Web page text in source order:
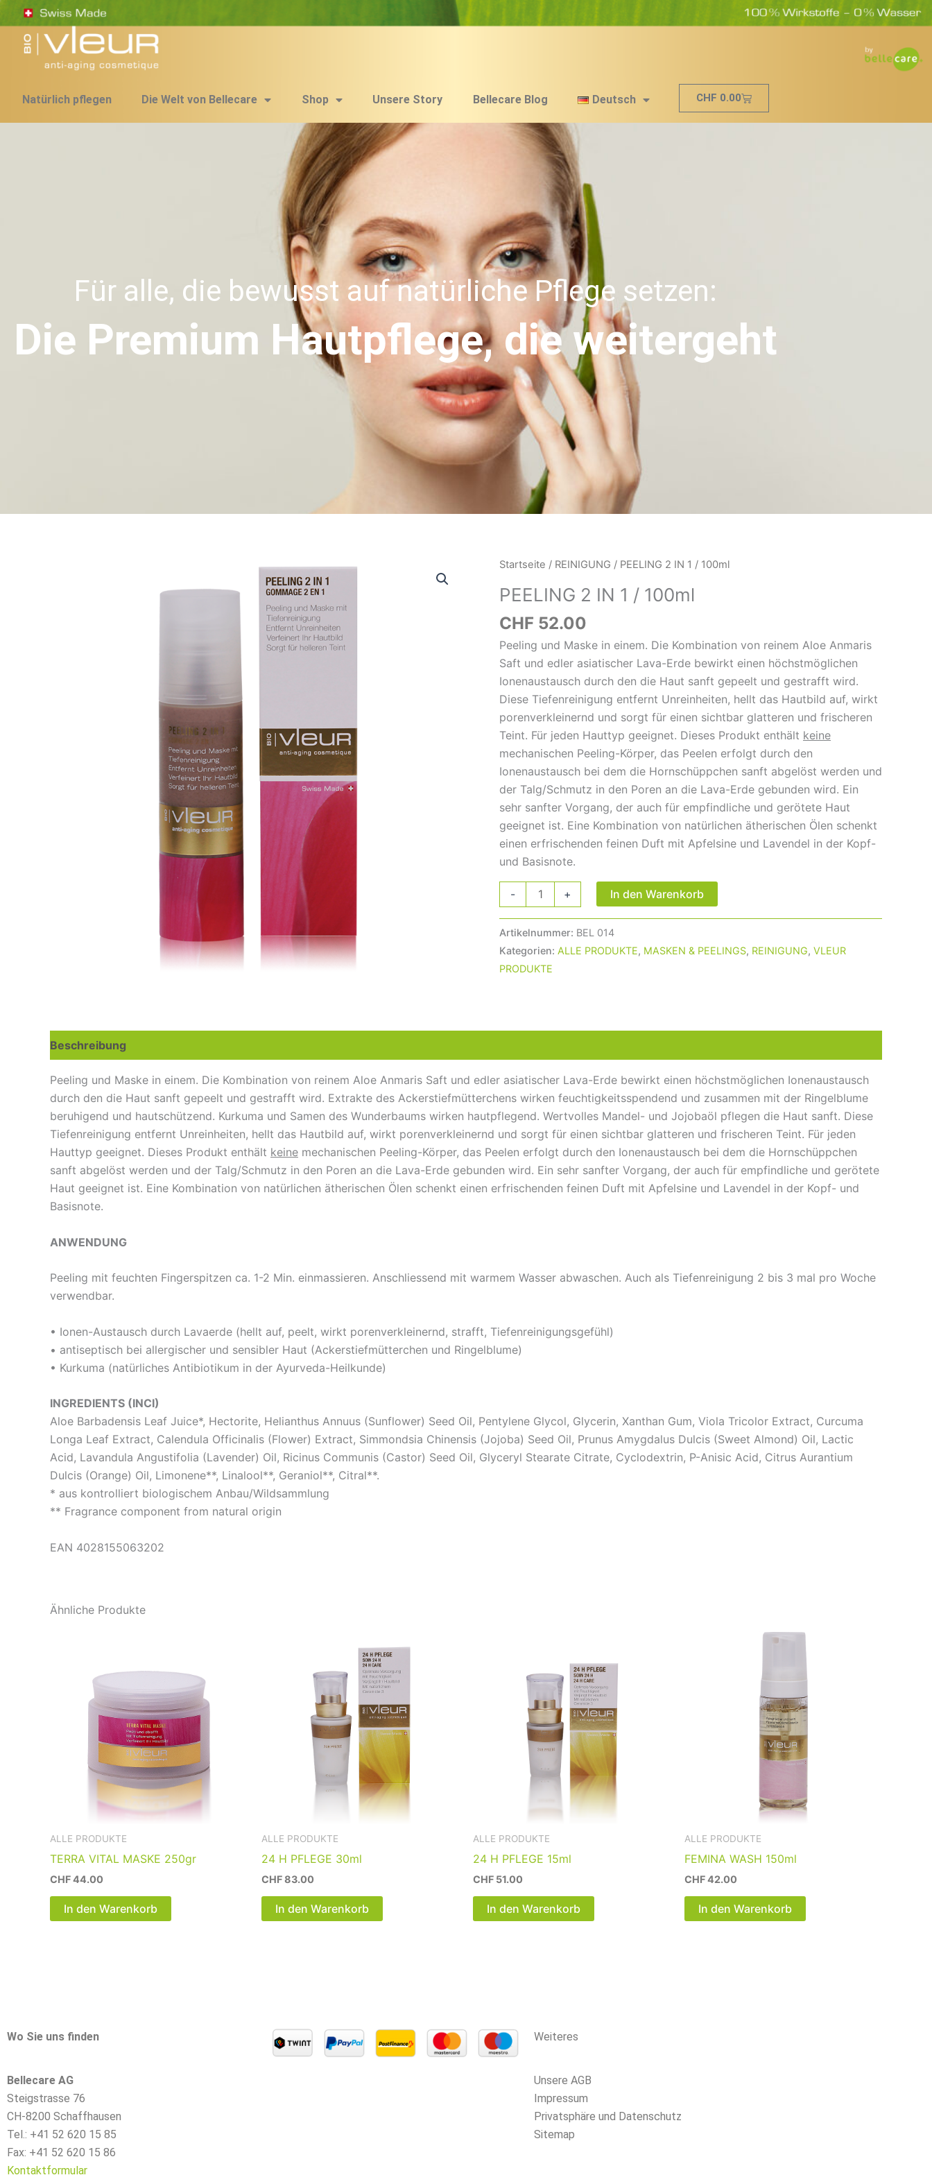
Inhalt
springen
Natürlich pflegen Die Welt von Bellecare Shop Unsere Story Bellecare Blog Deutsch CHF 0.00Cart
Für alle, die bewusst auf natürliche Pflege setzen:
Die Premium Hautpflege, die weitergeht
Startseite / REINIGUNG / PEELING 2 IN 1 / 100ml
PEELING 2 IN 1 / 100ml
CHF 52.00
Peeling und Maske in einem. Die Kombination von reinem Aloe Anmaris
Saft und edler asiatischer Lava-Erde bewirkt einen höchstmöglichen
Ionenaustausch durch den die Haut sanft gepeelt und gestrafft wird.
Diese Tiefenreinigung entfernt Unreinheiten, hellt das Hautbild auf, wirkt
porenverkleinernd und sorgt für einen sichtbar glatteren und frischeren
Teint. Für jeden Hauttyp geeignet. Dieses Produkt enthält keine
mechanischen Peeling-Körper, das Peelen erfolgt durch den
Ionenaustausch bei dem die Hornschüppchen sanft abgelöst werden und
der Talg/Schmutz in den Poren an die Lava-Erde gebunden wird. Ein
sehr sanfter Vorgang, der auch für empfindliche und gerötete Haut
geeignet ist. Eine Kombination von natürlichen ätherischen Ölen schenkt
einen erfrischenden feinen Duft mit Apfelsine und Lavendel in der Kopf-
und Basisnote.
-
PEELING
IN
1
+ In den Warenkorb
Artikelnummer: BEL 014
Kategorien: ALLE PRODUKTE, MASKEN & PEELINGS, REINIGUNG, VLEUR
PRODUKTE
Beschreibung
Peeling und Maske in einem. Die Kombination von reinem Aloe Anmaris Saft und edler asiatischer Lava-Erde bewirkt einen höchstmöglichen Ionenaustausch
durch den die Haut sanft gepeelt und gestrafft wird. Extrakte des Ackerstiefmütterchens wirken feuchtigkeitsspendend und zusammen mit der Ringelblume
beruhigend und hautschützend. Kurkuma und Samen des Wunderbaums wirken hautpflegend. Wertvolles Mandel- und Jojobaöl pflegen die Haut sanft. Diese
Tiefenreinigung entfernt Unreinheiten, hellt das Hautbild auf, wirkt porenverkleinernd und sorgt für einen sichtbar glatteren und frischeren Teint. Für jeden
Hauttyp geeignet. Dieses Produkt enthält keine mechanischen Peeling-Körper, das Peelen erfolgt durch den Ionenaustausch bei dem die Hornschüppchen
sanft abgelöst werden und der Talg/Schmutz in den Poren an die Lava-Erde gebunden wird. Ein sehr sanfter Vorgang, der auch für empfindliche und gerötete
Haut geeignet ist. Eine Kombination von natürlichen ätherischen Ölen schenkt einen erfrischenden feinen Duft mit Apfelsine und Lavendel in der Kopf- und
Basisnote.
ANWENDUNG
Peeling mit feuchten Fingerspitzen ca. 1-2 Min. einmassieren. Anschliessend mit warmem Wasser abwaschen. Auch als Tiefenreinigung 2 bis 3 mal pro Woche
verwendbar.
• Ionen-Austausch durch Lavaerde (hellt auf, peelt, wirkt porenverkleinernd, strafft, Tiefenreinigungsgefühl)
• antiseptisch bei allergischer und sensibler Haut (Ackerstiefmütterchen und Ringelblume)
• Kurkuma (natürliches Antibiotikum in der Ayurveda-Heilkunde)
INGREDIENTS (INCI)
Aloe Barbadensis Leaf Juice*, Hectorite, Helianthus Annuus (Sunflower) Seed Oil, Pentylene Glycol, Glycerin, Xanthan Gum, Viola Tricolor Extract, Curcuma
Longa Leaf Extract, Calendula Officinalis (Flower) Extract, Simmondsia Chinensis (Jojoba) Seed Oil, Prunus Amygdalus Dulcis (Sweet Almond) Oil, Lactic
Acid, Lavandula Angustifolia (Lavender) Oil, Ricinus Communis (Castor) Seed Oil, Glyceryl Stearate Citrate, Cyclodextrin, P-Anisic Acid, Citrus Aurantium
Dulcis (Orange) Oil, Limonene**, Linalool**, Geraniol**, Citral**.
* aus kontrolliert biologischem Anbau/Wildsammlung
** Fragrance component from natural origin
EAN 4028155063202
Ähnliche Produkte
ALLE PRODUKTE
TERRA VITAL MASKE 250gr
CHF44.00
In den Warenkorb
ALLE PRODUKTE
24 H PFLEGE 30ml
CHF83.00
In den Warenkorb
ALLE PRODUKTE
24 H PFLEGE 15ml
CHF 51.00
In den Warenkorb
ALLE PRODUKTE
FEMINA WASH 150ml
CHF42.00
In den Warenkorb
Wo Sie uns finden
Bellecare AG
Steigstrasse 76
CH-8200 Schaffhausen
Tel.: +41 52 620 15 85
Fax: +41 52 620 15 86
Kontaktformular
Weiteres
Unsere AGB
Impressum
Privatsphäre und Datenschutz
Sitemap